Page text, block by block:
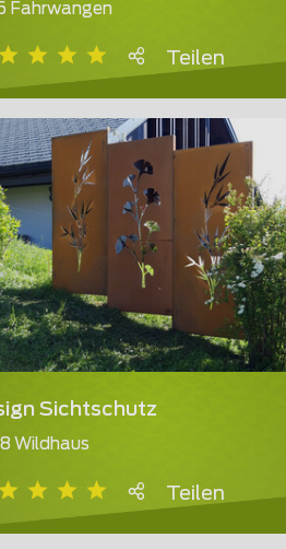
Fahrwangen
Teilen
Sichtschutz
Wildhaus
Teilen